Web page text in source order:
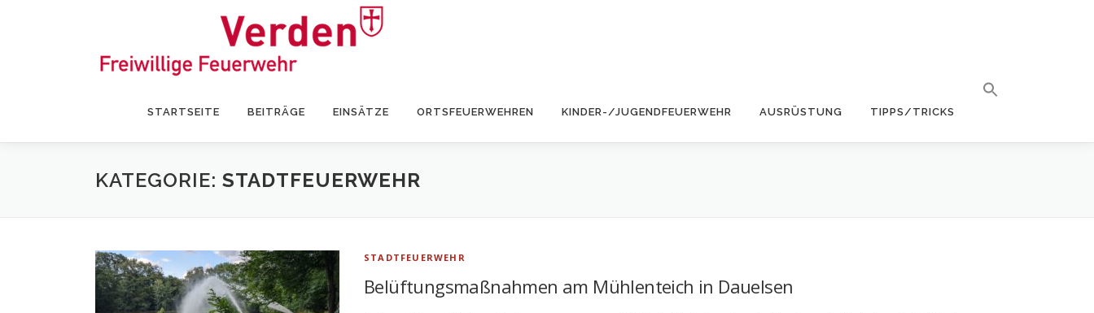
STARTSEITE BEITRÄGE EINSÄTZE ORTSFEUERWEHREN KINDER-/JUGENDFEUERWEHR AUSRÜSTUNG TIPPS/TRICKS
KATEGORIE: STADTFEUERWEHR
STADTFEUERWEHR
Belüftungsmaßnahmen am Mühlenteich in Dauelsen